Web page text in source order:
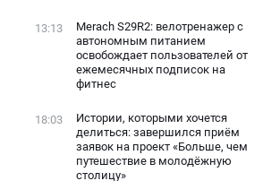
13:13
Merach S29R2: велотренажер с
автономным питанием
освобождает пользователей от
ежемесячных подписок на
фитнес
18:03
Истории, которыми хочется
делиться: завершился приём
заявок на проект «Больше, чем
путешествие в молодёжную
столицу»